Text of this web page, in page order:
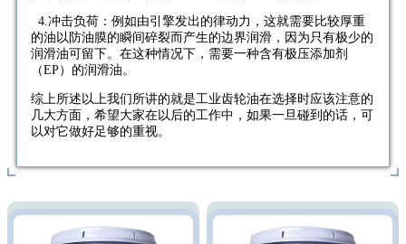
4.冲击负荷：例如由引擎发出的律动力，这就需要比较厚重
的油以防油膜的瞬间碎裂而产生的边界润滑，因为只有极少的
润滑油可留下。在这种情况下，需要一种含有极压添加剂
（EP）的润滑油。
综上所述以上我们所讲的就是工业齿轮油在选择时应该注意的
几大方面，希望大家在以后的工作中，如果一旦碰到的话，可
以对它做好足够的重视。